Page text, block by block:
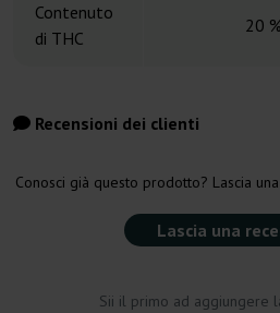
Contenuto
di THC
20 %
Recensioni dei clienti
Conosci già questo prodotto? Lascia
Lascia una
Sii il primo ad aggiungere